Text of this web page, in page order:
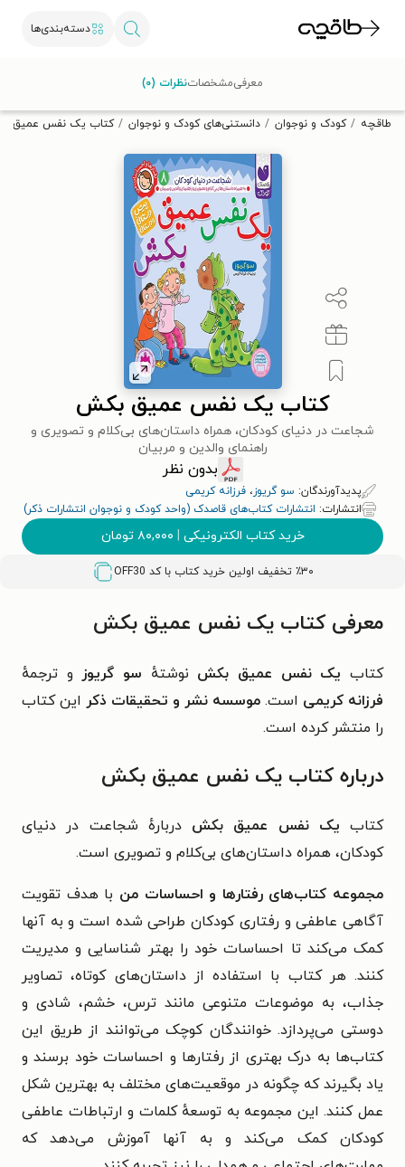
دسته‌بندی‌ها
تخفیف از طاقچه دریافت کن.
طاقچه کودک و نوجوان دانستنی‌های کودک و نوجوان کتاب یک نفس عمیق
کتاب یک نفس عمیق بکش
شجاعت در دنیای کودکان، همراه داستان‌های بی‌کلام و تصویری و
راهنمای والدین و مربیان
بدون نظر
پدیدآورندگان: سو گریوز، فرزانه کریمی
انتشارات: انتشارات کتاب‌های قاصدک (واحد کودک و نوجوان انتشارات ذکر)
خرید کتاب الکترونیکی | ۸۰,۰۰۰ تومان
٪۳۰ تخفیف اولین خرید کتاب با کد OFF30
معرفیمشخصاتنظرات (۰)
معرفی کتاب یک نفس عمیق بکش
کتاب یک نفس عمیق بکش نوشتهٔ سو گریوز و ترجمهٔ
فرزانه کریمی است. موسسه نشر و تحقیقات ذکر این کتاب
را منتشر کرده است.
درباره کتاب یک نفس عمیق بکش
کتاب یک نفس عمیق بکشدربارهٔ شجاعت در دنیای
کودکان، همراه داستان‌های بی‌کلام و تصویری است.
مجموعه کتاب‌های رفتارها و احساسات من با هدف تقویت
آگاهی عاطفی و رفتاری کودکان طراحی شده است و به آنها
کمک می‌کند تا احساسات خود را بهتر شناسایی و مدیریت
کنند. هر کتاب با استفاده از داستان‌های کوتاه، تصاویر
جذاب، به موضوعات متنوعی مانند ترس، خشم، شادی و
دوستی می‌پردازد. خوانندگان کوچک می‌توانند از طریق این
کتاب‌ها به درک بهتری از رفتارها و احساسات خود برسند و
یاد بگیرند که چگونه در موقعیت‌های مختلف به بهترین شکل
عمل کنند. این مجموعه به توسعهٔ کلمات و ارتباطات عاطفی
کودکان کمک می‌کند و به آنها آموزش می‌دهد که